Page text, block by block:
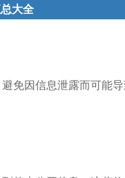
大全
免因信息泄露而可能